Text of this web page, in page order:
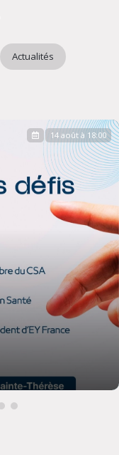
Actualités
14 août à 18:00